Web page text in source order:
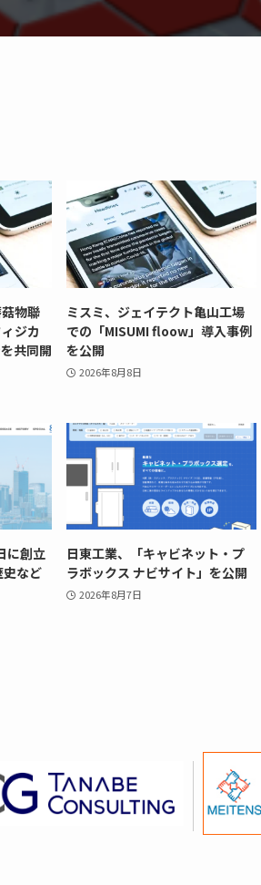
物聯
ジカ
共同開
ミスミ、ジェイテクト亀山工場
での「MISUMI floow」導入事例
を公開
2026年8月8日
に創立
など
日東工業、「キャビネット・プ
ラボックス ナビサイト」を公開
2026年8月7日